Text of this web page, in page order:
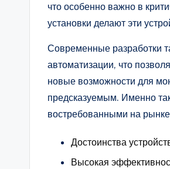
что особенно важно в
установки делают эти
Современные разработки
автоматизации, что
новые возможности для
предсказуемым. Именно
востребованными на
Достоинства
Высокая